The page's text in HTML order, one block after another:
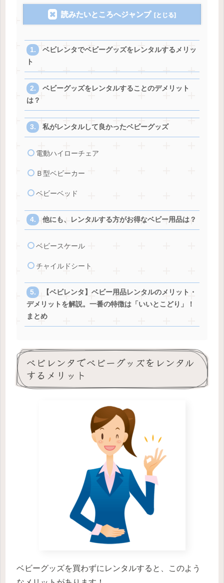
読みたいところへジャンプ
ベビレンタでベビーグッズをレンタルするメリッ
ト
ベビーグッズをレンタルすることのデメリット
は？
私がレンタルして良かったベビーグッズ
電動ハイローチェア
Ｂ型ベビーカー
ベビーベッド
他にも、レンタルする方がお得なベビー用品は？
ベビースケール
チャイルドシート
【ベビレンタ】ベビー用品レンタルのメリット・
デメリットを解説。一番の特徴は「いいとこどり」！
まとめ
ベビレンタでベビーグッズをレンタル
するメリット
ベビーグッズを買わずにレンタルすると、このよう